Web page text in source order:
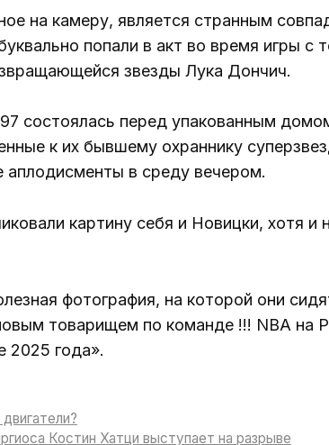
на камеру, является странным
попали в акт во время игры с
звезды Лука Дончич.
состоялась перед упакованным
к их бывшему охраннику
аплодисменты в среду вечером.
картину себя и Новицки, хотя и
фотография, на которой они
товарищем по команде !!! NBA на
2025 года».
Костин Хатци выступает на разрыве